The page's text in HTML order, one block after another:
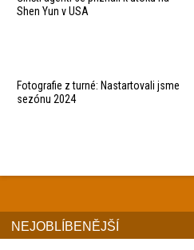
Shen Yun v USA
Fotografie z turné: Nastartovali jsme
sezónu 2024
NEJOBLÍBENĚJŠÍ